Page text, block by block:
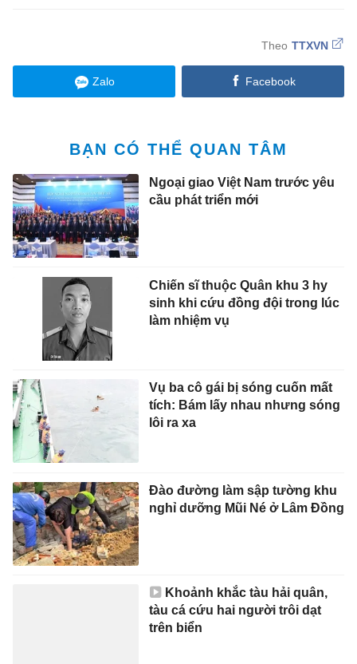
TTXVN
Zalo Facebook
BẠN CÓ THỂ QUAN TÂM
Ngoại giao Việt Nam trước yêu
cầu phát triển mới
Chiến sĩ thuộc Quân khu 3 hy
sinh khi cứu đồng đội trong lúc
làm nhiệm vụ
Vụ ba cô gái bị sóng cuốn mất
tích: Bám lấy nhau nhưng sóng
lôi ra xa
Đào đường làm sập tường khu
nghỉ dưỡng Mũi Né ở Lâm Đồng
Khoảnh khắc tàu hải quân,
tàu cá cứu hai người trôi dạt
trên biển